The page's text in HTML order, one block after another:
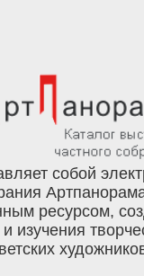
собой
ресурсом,
изучения